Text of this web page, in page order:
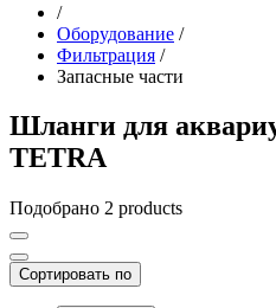
/
Оборудование /
Фильтрация /
Запасные части
Шланги для
TETRA
Подобрано 2 products
Сортировать по